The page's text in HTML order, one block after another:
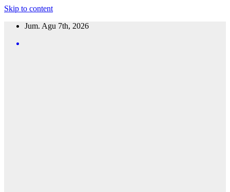
Skip to content
Jum. Agu 7th, 2026